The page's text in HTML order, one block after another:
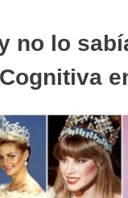
no lo